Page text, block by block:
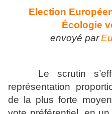
Election
Écologie
envoyé par
Le scrutin
représentation
de la plus forte